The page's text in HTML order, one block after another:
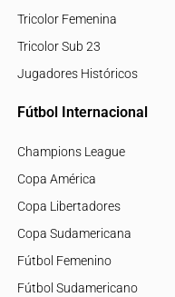
Tricolor Femenina
Tricolor Sub 23
Jugadores Históricos
Fútbol Internacional
Champions League
Copa América
Copa Libertadores
Copa Sudamericana
Fútbol Femenino
Fútbol Sudamericano